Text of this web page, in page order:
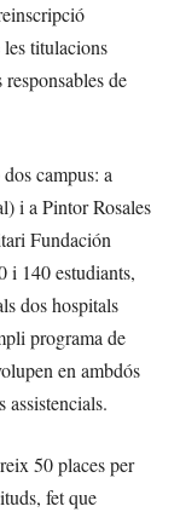
titulacions
de
campus: a
i a Pintor Rosales
Fundación
i 140 estudiants,
dos hospitals
programa de
en ambdós
assistencials.
50 places per
fet que